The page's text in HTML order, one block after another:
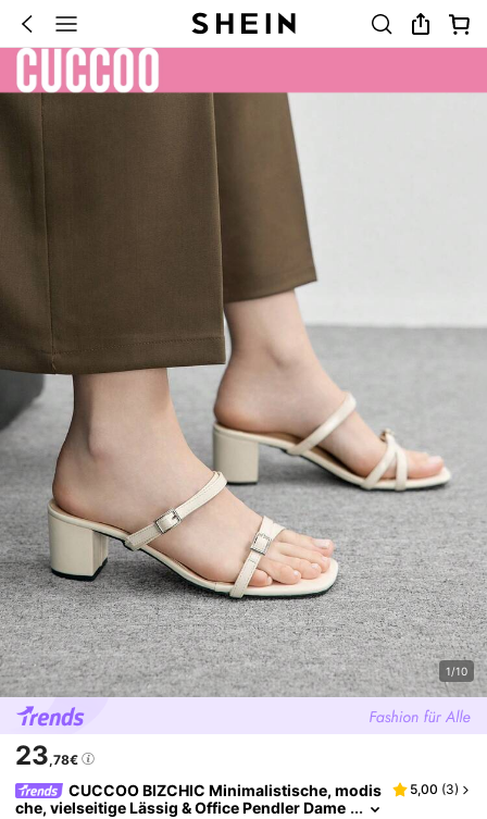
1/10
23,78€
CUCCOO BIZCHIC Minimalistische, modis
che, vielseitige Lässig & Office Pendler Dame
5,00 (3)